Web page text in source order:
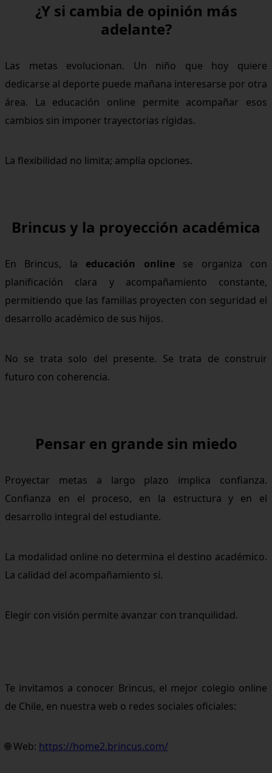
¿Y si cambia de opinión más
adelante?
Las metas evolucionan. Un niño que hoy quiere
dedicarse al deporte puede mañana interesarse por otra
área. La educación online permite acompañar esos
cambios sin imponer trayectorias rígidas.
La flexibilidad no limita; amplía opciones.
Brincus y la proyección académica
En Brincus, la educación onlinese organiza con
planificación clara y acompañamiento constante,
permitiendo que las familias proyecten con seguridad el
desarrollo académico de sus hijos.
No se trata solo del presente. Se trata de construir
futuro con coherencia.
Pensar en grande sin miedo
Proyectar metas a largo plazo implica confianza.
Confianza en el proceso, en la estructura y en el
desarrollo integral del estudiante.
La modalidad online no determina el destino académico.
La calidad del acompañamiento sí.
Elegir con visión permite avanzar con tranquilidad.
Te invitamos a conocer Brincus, el mejor colegio online
de Chile, en nuestra web o redes sociales oficiales:
🌐 Web: https://home2.brincus.com/